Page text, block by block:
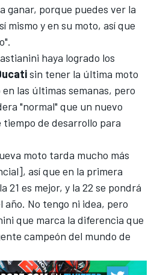
ganar, porque puedes ver la
mismo y en su moto, así que
haya logrado los
sin tener la última moto
las últimas semanas, pero
"normal" que un nuevo
tiempo de desarrollo para
moto tarda mucho más
así que en la primera
21 es mejor, y la 22 se pondrá
año. No tengo ni idea, pero
que marca la diferencia que
campeón del mundo de